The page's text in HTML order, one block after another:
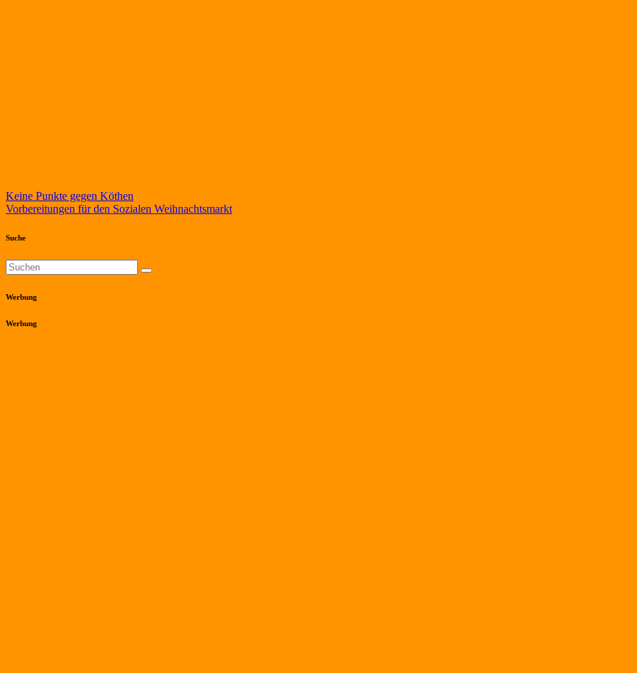
Beitragsnavigation
Keine Punkte gegen Köthen
Vorbereitungen für den Sozialen Weihnachtsmarkt
Suche
Werbung
Werbung